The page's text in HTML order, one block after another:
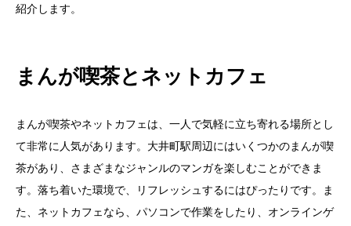
紹介します。
まんが喫茶とネットカフェ
まんが喫茶やネットカフェは、一人で気軽に立ち寄れる場所とし
て非常に人気があります。大井町駅周辺にはいくつかのまんが喫
茶があり、さまざまなジャンルのマンガを楽しむことができま
す。落ち着いた環境で、リフレッシュするにはぴったりです。ま
た、ネットカフェなら、パソコンで作業をしたり、オンラインゲ